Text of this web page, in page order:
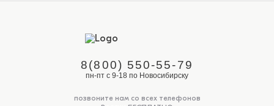
8(800) 550-55-79
пн-пт с 9-18 по Новосибирску
позвоните нам со всех телефонов